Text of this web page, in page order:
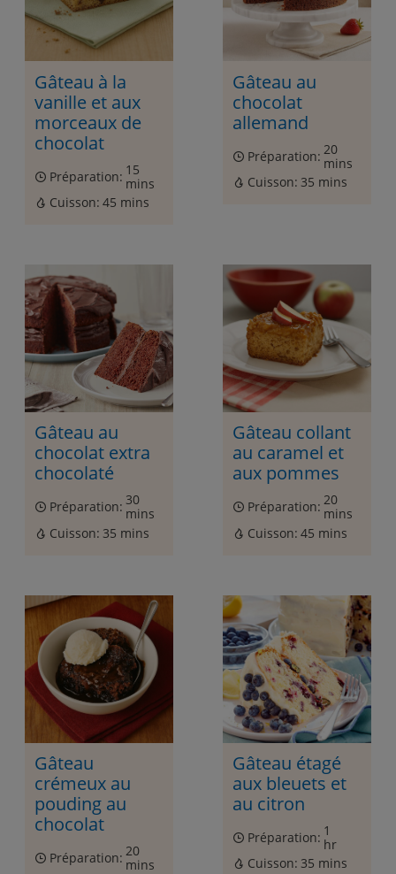
Gâteau à la
vanille et aux
morceaux de
chocolat
Préparation: 15
mins
Cuisson: 45 mins
Gâteau au
chocolat
allemand
Préparation: 20
mins
Cuisson: 35 mins
Gâteau au
chocolat extra
chocolaté
Préparation: 30
mins
Cuisson: 35 mins
Gâteau collant
au caramel et
aux pommes
Préparation: 20
mins
Cuisson: 45 mins
Gâteau
crémeux au
pouding au
chocolat
Préparation: 20
mins
Gâteau étagé
aux bleuets et
au citron
Préparation: 1
hr
Cuisson: 35 mins